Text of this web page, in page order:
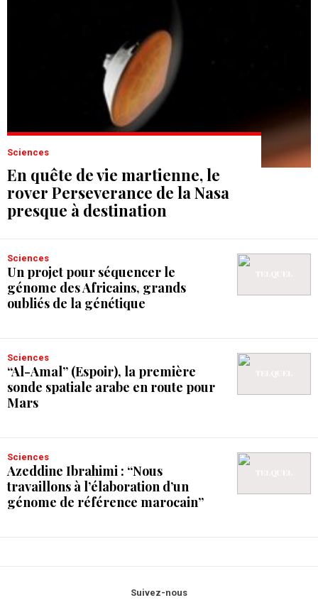
Sciences
En quête de vie martienne, le
rover Perseverance de la Nasa
presque à destination
Sciences
Un projet pour séquencer le
génome des Africains, grands
oubliés de la génétique
Sciences
“Al-Amal” (Espoir), la première
sonde spatiale arabe en route pour
Mars
Sciences
Azeddine Ibrahimi : “Nous
travaillons à l’élaboration d’un
génome de référence marocain”
Suivez-nous